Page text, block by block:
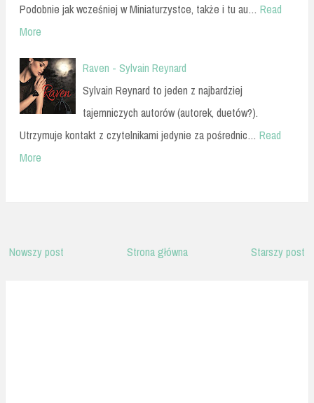
Podobnie jak wcześniej w Miniaturzystce, także i tu au… Read
More
Raven - Sylvain Reynard
Sylvain Reynard to jeden z najbardziej
tajemniczych autorów (autorek, duetów?).
Utrzymuje kontakt z czytelnikami jedynie za pośrednic… Read
More
Nowszy post Starszy post
Strona główna